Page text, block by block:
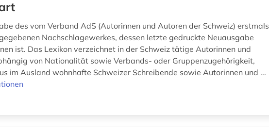
des vom Verband AdS (Autorinnen und Autoren der Schweiz) erstmals
Nachschlagewerkes, dessen letzte gedruckte Neuausgabe
ist. Das Lexikon verzeichnet in der Schweiz tätige Autorinnen und
von Nationalität sowie Verbands- oder Gruppenzugehörigkeit,
im Ausland wohnhafte Schweizer Schreibende sowie Autorinnen und ...